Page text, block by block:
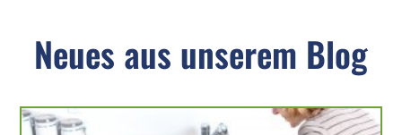
Neues aus unserem Blog